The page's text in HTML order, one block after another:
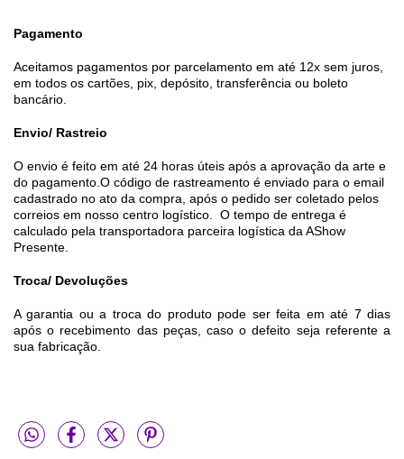
Pagamento
Aceitamos pagamentos por parcelamento em até 12x sem juros,
em todos os cartões, pix, depósito, transferência ou boleto
bancário.
Envio/ Rastreio
O envio é feito em até 24 horas úteis após a aprovação da arte e
do pagamento.O código de rastreamento é enviado para o email
cadastrado no ato da compra, após o pedido ser coletado pelos
correios em nosso centro logístico. O tempo de entrega é
calculado pela transportadora parceira logística da AShow
Presente.
Troca/ Devoluções
A garantia ou a troca do produto pode ser feita em até 7 dias
após o recebimento das peças, caso o defeito seja referente a
sua fabricação.